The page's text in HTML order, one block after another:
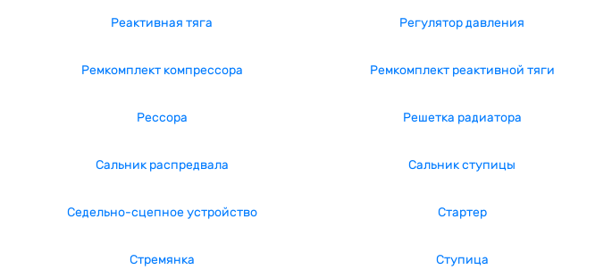
Реактивная тяга Регулятор давления
Ремкомплект компрессора Ремкомплект реактивной тяги
Рессора Решетка радиатора
Сальник распредвала Сальник ступицы
Седельно-сцепное устройство Стартер
Стремянка Ступица